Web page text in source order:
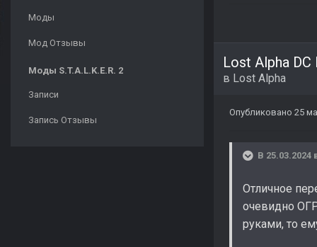
Моды
Мод Отзывы
Моды S.T.A.L.K.E.R. 2
Записи
Запись Отзывы
Lost Alpha DC
в Lost Alpha
Опубликовано 25
В 25.03.2024
Отличное
очевидно
руками, то